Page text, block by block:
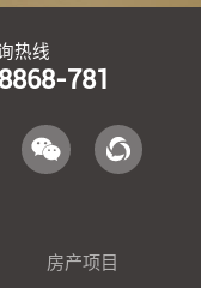
热线
781
房产项目